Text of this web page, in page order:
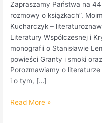
Zapraszamy Państwa na
rozmowy o książkach”.
Kucharczyk –
Literatury Współczesnej i
monografii o Stanisławie
powieści Granty i smoki
Porozmawiamy o literaturze
i o tym, […]
Read More »